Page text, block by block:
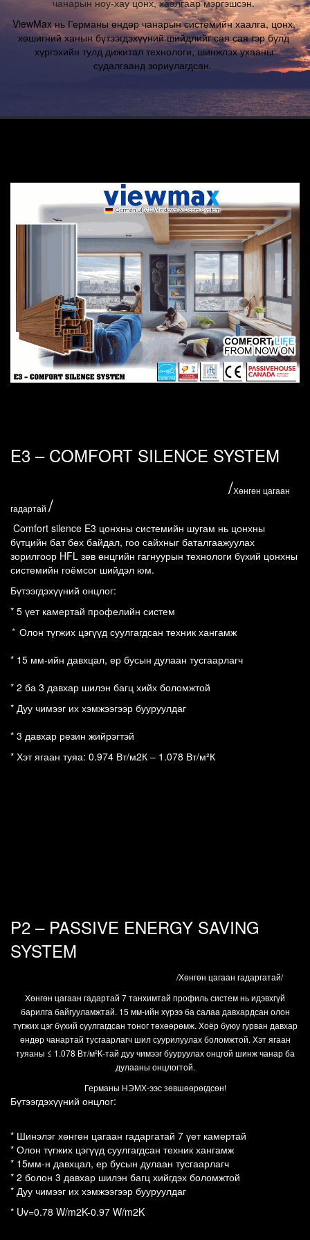
чанарын ноу-хау цонх, хаалгаар мэргэшсэн.
ViewMax нь Германы өндөр чанарын системийн хаалга, цонх,
хөшигний ханын бүтээгдэхүүний шийдлийг сая сая гэр бүлд
хүргэхийн тулд дижитал технологи, шинжлэх ухааны
судалгаанд зориулагдсан.
E3 – COMFORT SILENCE SYSTEM
/Хөнгөн цагаан
гадартай /
Comfort silence E3 цонхны системийн шугам нь цонхны
бүтцийн бат бөх байдал, гоо сайхныг баталгаажуулах
зорилгоор HFL зөв өнцгийн гагнуурын технологи бүхий цонхны
системийн гоёмсог шийдэл юм.
Бүтээгдэхүүний онцлог:
* 5 үет камертай профелийн систем
* Олон түгжих цэгүүд суулгагдсан техник хангамж
* 15 мм-ийн давхцал, ер бусын дулаан тусгаарлагч
* 2 ба 3 давхар шилэн багц хийх боломжтой
* Дуу чимээг их хэмжээгээр бууруулдаг
* 3 давхар резин жийрэгтэй
* Хэт ягаан туяа: 0.974 Вт/м2К – 1.078 Вт/м²К
P2 – PASSIVE ENERGY SAVING
SYSTEM
/Хөнгөн цагаан гадаргатай/
Хөнгөн цагаан гадартай 7 танхимтай профиль систем нь идэвхгүй
барилга байгууламжтай. 15 мм-ийн хүрээ ба салаа давхардсан олон
түгжих цэг бүхий суулгагдсан тоног төхөөрөмж. Хоёр буюу гурван давхар
өндөр чанартай тусгаарлагч шил суурилуулах боломжтой. Хэт ягаан
туяаны ≤ 1.078 Вт/м²К-тай дуу чимээг бууруулах онцгой шинж чанар ба
дулааны онцлогтой.
Германы НЭМХ-ээс зөвшөөрөгдсөн!
Бүтээгдэхүүний онцлог:
* Шинэлэг хөнгөн цагаан гадаргатай 7 үет камертай
* Олон түгжих цэгүүд суулгагдсан техник хангамж
* 15мм-н давхцал, ер бусын дулаан тусгаарлагч
* 2 болон 3 давхар шилэн багц хийгдэх боломжтой
* Дуу чимээг их хэмжээгээр бууруулдаг
* Uv=0.78 W/m2K-0.97 W/m2K